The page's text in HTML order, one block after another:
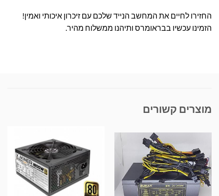
החזירו לחיים את המחשב הנייד שלכם עם זיכרון איכותי ואמין!
הזמינו עכשיו בבראומרס ותיהנו ממשלוח מהיר.
מוצרים קשורים